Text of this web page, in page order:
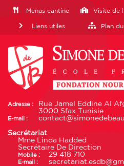
Menus cantine Visite de
Liens utiles Plan
Adresse :
Rue Jamel Eddine Al
3000 Sfax Tunisie
E-mail :
Secrétariat
Mme Linda Hadded
Secrétaire De Direction
Mobile : 29 418 710
E-mail :